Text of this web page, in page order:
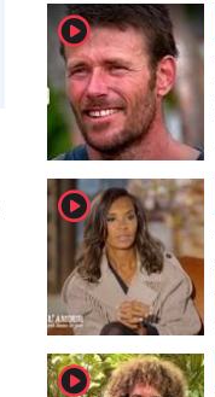
player2
player2
player2